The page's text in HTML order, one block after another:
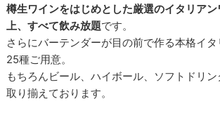
樽生ワインをはじめとした厳選のイタリア
上、すべて飲み放題です。
さらにバーテンダーが目の前で作る本格イ
25種ご用意。
もちろんビール、ハイボール、ソフトドリ
取り揃えております。